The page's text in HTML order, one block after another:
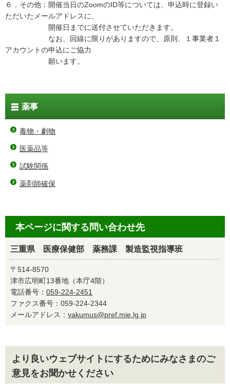
６．その他：開催当日のZoomのID等については、申込時に登録い
ただいたメールアドレスに、
開催日までに送付させていただきます。
なお、回線に限りがありますので、原則、１事業者１
アカウントの申込にご協力
願います。
薬事
毒物・劇物
医薬品等
試験関係
薬剤師確保
本ページに関する問い合わせ先
三重県 医療保健部 薬務課 製造監視指導班
〒514-8570
津市広明町13番地（本庁4階）
電話番号： 059-224-2451
ファクス番号：059-224-2344
メールアドレス： yakumus@pref.mie.lg.jp
より良いウェブサイトにするためにみなさまのご
意見をお聞かせください